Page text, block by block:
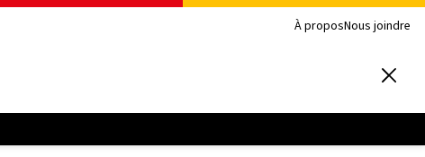
À proposNous joindre